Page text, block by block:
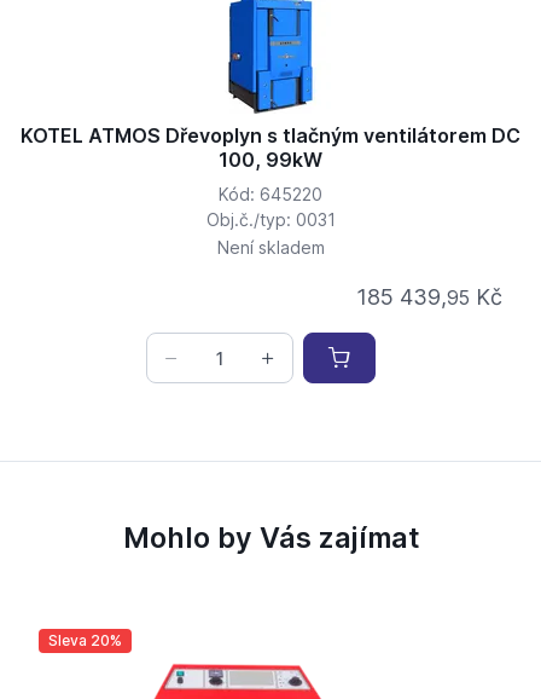
KOTEL ATMOS Dřevoplyn s tlačným ventilátorem DC
100, 99kW
Kód: 645220
Obj.č./typ: 0031
Není skladem
185 439,95 Kč
Mohlo by Vás zajímat
Sleva 20%